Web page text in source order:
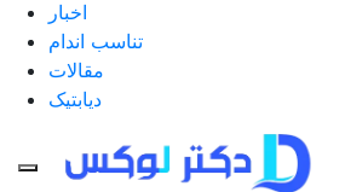
اخبار
تناسب اندام
مقالات
دیابتیک